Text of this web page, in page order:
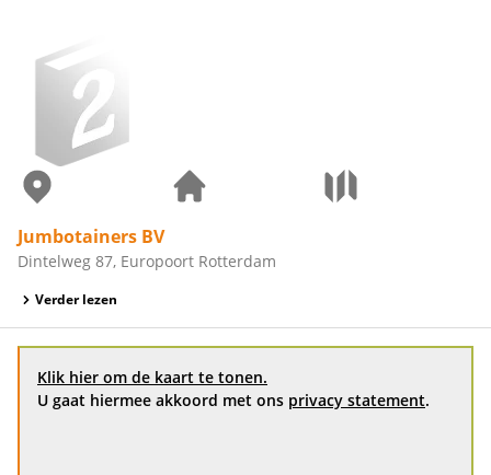
Jumbotainers BV
Dintelweg 87, Europoort Rotterdam
Verder lezen
Klik hier om de kaart te tonen.
U gaat hiermee akkoord met ons privacy statement.